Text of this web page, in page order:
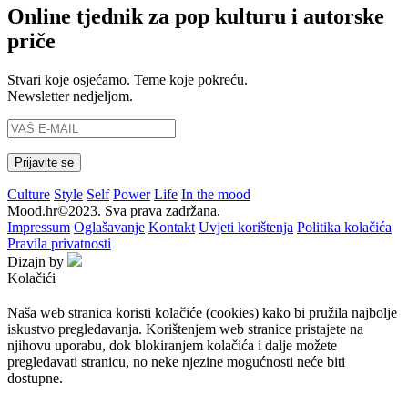
Online tjednik za pop kulturu i autorske
priče
Stvari koje osjećamo. Teme koje pokreću.
Newsletter nedjeljom.
Culture Style Self Power Life In the mood
Mood.hr©2023. Sva prava zadržana.
Impressum Oglašavanje Kontakt Uvjeti korištenja Politika kolačića
Pravila privatnosti
Dizajn by
Kolačići
Naša web stranica koristi kolačiće (cookies) kako bi pružila najbolje
iskustvo pregledavanja. Korištenjem web stranice pristajete na
njihovu uporabu, dok blokiranjem kolačića i dalje možete
pregledavati stranicu, no neke njezine mogućnosti neće biti
dostupne.